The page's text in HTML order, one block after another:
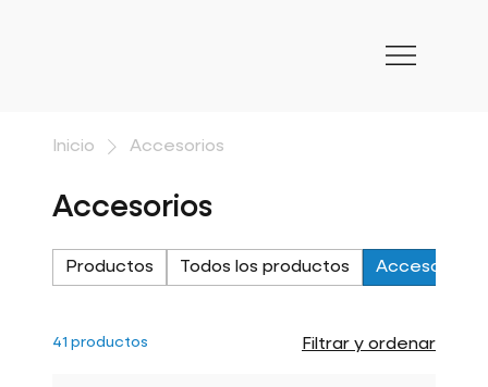
Inicio Accesorios
Accesorios
Productos Todos los productos Accesorios
41 productos Filtrar y ordenar